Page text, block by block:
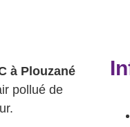
à Plouzané
pollué de